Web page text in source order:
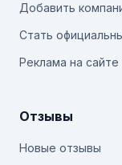
Добавить
Стать
Реклама на сайте
Отзывы
Новые отзывы